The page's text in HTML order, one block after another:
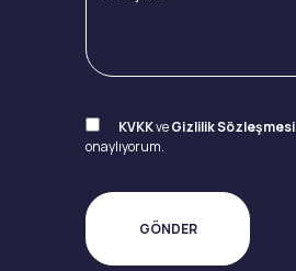
KVKKveGizlilik Sözleşmesi
onaylıyorum.